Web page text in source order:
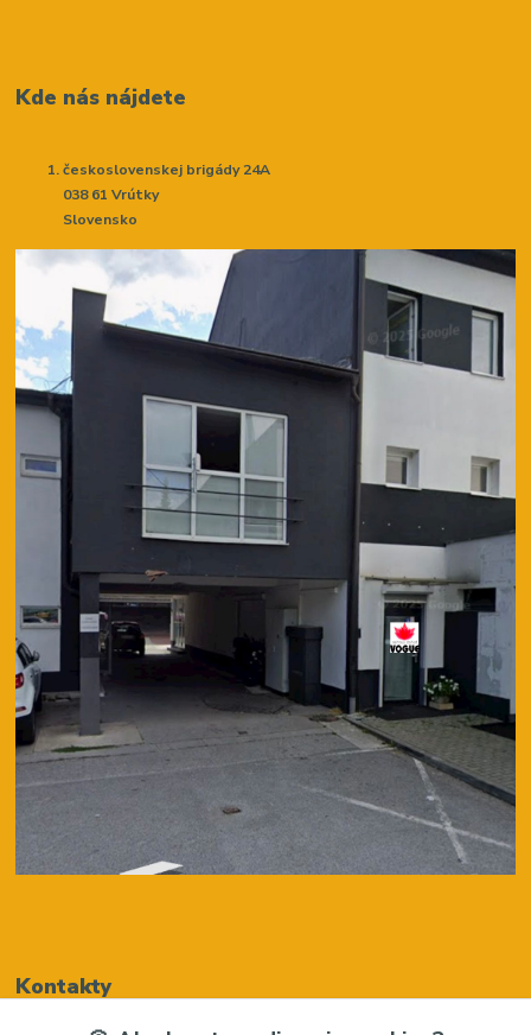
Kde nás nájdete
československej brigády 24A
038 61 Vrútky
Slovensko
Kontakty